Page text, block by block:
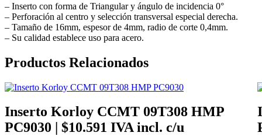
cantidad
– Inserto con forma de Triangular y ángulo de incidencia 0°
– Perforación al centro y selección transversal especial derecha.
– Tamaño de 16mm, espesor de 4mm, radio de corte 0,4mm.
– Su calidad establece uso para acero.
Productos Relacionados
Inserto Korloy CCMT 09T308 HMP
PC9030 | $10.591 IVA incl. c/u